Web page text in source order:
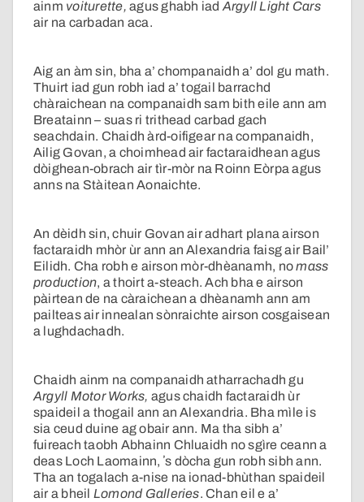
ainm voiturette, agus ghabh iadArgyll Light Cars
air na carbadan aca.
Aig an àm sin, bha a’ chompanaidh a’ dol gu math.
Thuirt iad gun robh iad a’ togail barrachd
chàraichean na companaidh sam bith eile ann am
Breatainn – suas ri trithead carbad gach
seachdain. Chaidh àrd-oifigear na companaidh,
Ailig Govan, a choimhead air factaraidhean agus
dòighean-obrach air tìr-mòr na Roinn Eòrpa agus
anns na Stàitean Aonaichte.
An dèidh sin, chuir Govan air adhart plana airson
factaraidh mhòr ùr ann an Alexandria faisg air Bail’
Eilidh. Cha robh e airson mòr-dhèanamh, nomass
production, a thoirt a-steach. Ach bha e airson
pàirtean de na càraichean a dhèanamh ann am
pailteas air innealan sònraichte airson cosgaisean
a lughdachadh.
Chaidh ainm na companaidh atharrachadh gu
Argyll Motor Works, agus chaidh factaraidh ùr
spaideil a thogail ann an Alexandria. Bha mìle is
sia ceud duine ag obair ann. Ma tha sibh a’
fuireach taobh Abhainn Chluaidh no sgìre ceann a
deas Loch Laomainn, ʼs dòcha gun robh sibh ann.
Tha an togalach a-nise na ionad-bhùthan spaideil
air a bheil Lomond Galleries. Chan eil e a’